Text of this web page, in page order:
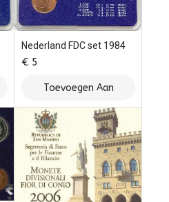
Nederland FDC set 1984
€ 5
Toevoegen Aan
Winkelwagen